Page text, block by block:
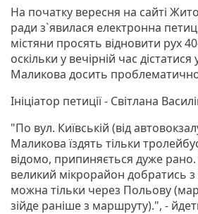
На початку вересня на сайті
ради з`явилася електронна
містяни просять відновити рух
оскільки у вечірній час
Маликова досить
Ініціатор петиції - Світлана
"По вул. Київській (від
Маликова їздять тільки
відомо, припиняється дуже рано.
великий мікрорайон добратись з
можна тільки через Польову
зійде раніше з маршруту).", -